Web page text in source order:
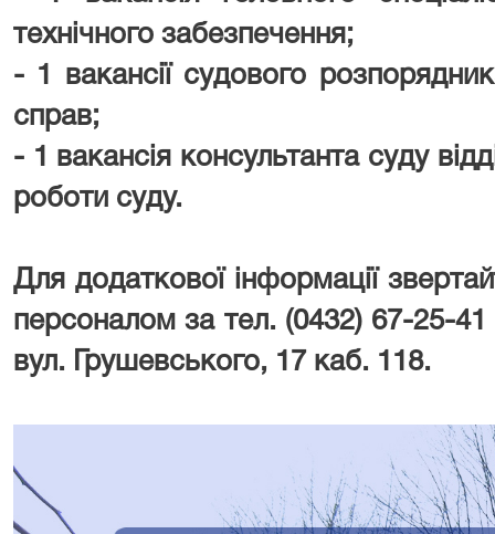
технічного забезпечення;
- 1 вакансії судового
справ;
- 1 вакансія консультанта суду
роботи суду.
Для додаткової інформації
персоналом за тел. (0432) 67-25-
вул. Грушевського, 17 каб. 118.